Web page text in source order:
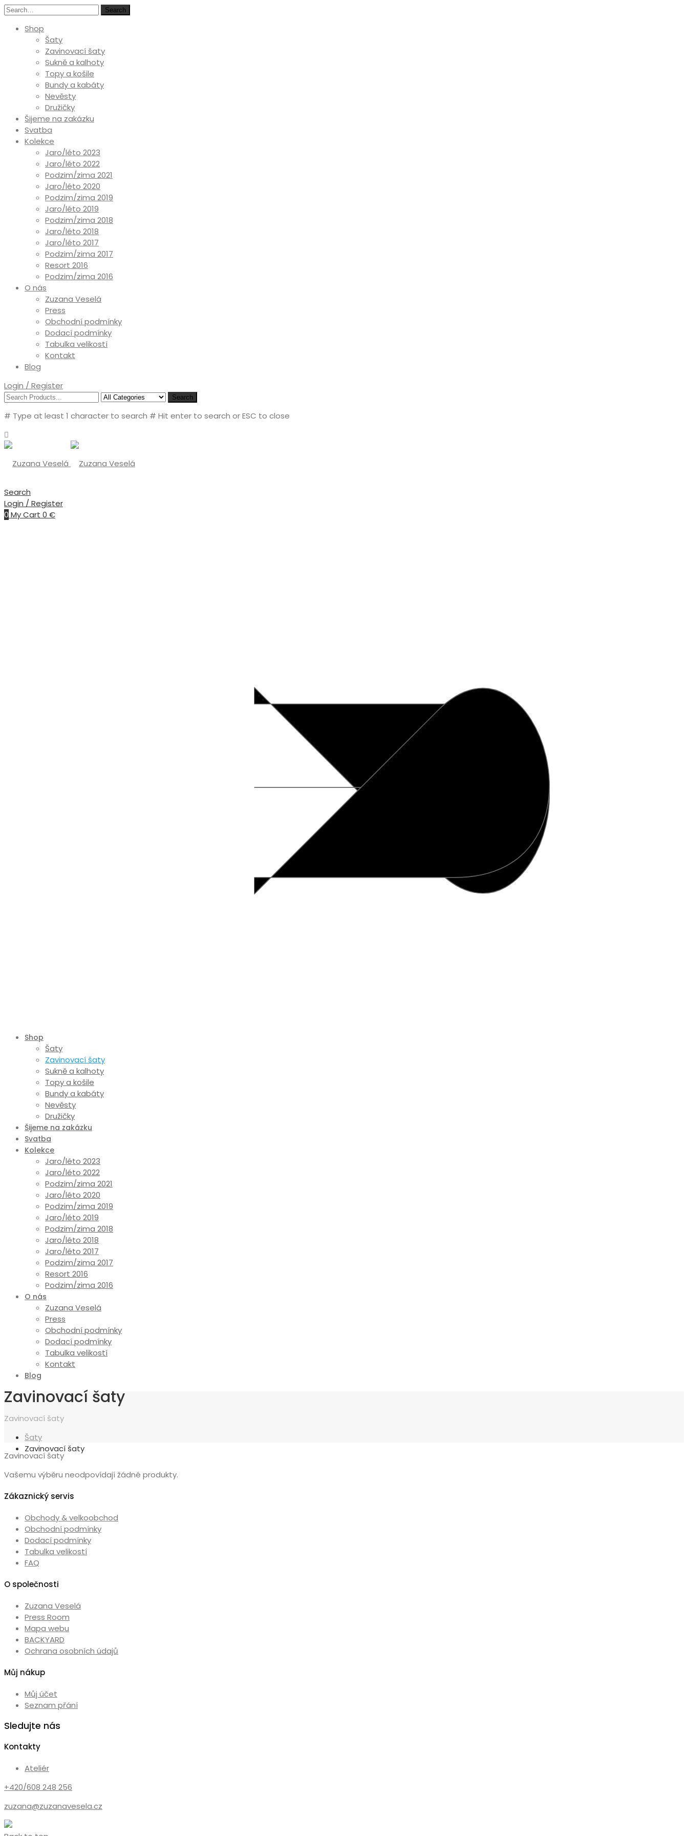
Search
Shop
Šaty
Zavinovací šaty
Sukně a kalhoty
Topy a košile
Bundy a kabáty
Nevěsty
Družičky
Šijeme na zakázku
Svatba
Kolekce
Jaro/léto 2023
Jaro/léto 2022
Podzim/zima 2021
Jaro/léto 2020
Podzim/zima 2019
Jaro/léto 2019
Podzim/zima 2018
Jaro/léto 2018
Jaro/léto 2017
Podzim/zima 2017
Resort 2016
Podzim/zima 2016
O nás
Zuzana Veselá
Press
Obchodní podmínky
Dodací podmínky
Tabulka velikostí
Kontakt
Blog
Login / Register
Search
# Type at least 1 character to search # Hit enter to search or ESC to close
Search
Login / Register
0 My Cart 0 €
Shop
Šaty
Zavinovací šaty
Sukně a kalhoty
Topy a košile
Bundy a kabáty
Nevěsty
Družičky
Šijeme na zakázku
Svatba
Kolekce
Jaro/léto 2023
Jaro/léto 2022
Podzim/zima 2021
Jaro/léto 2020
Podzim/zima 2019
Jaro/léto 2019
Podzim/zima 2018
Jaro/léto 2018
Jaro/léto 2017
Podzim/zima 2017
Resort 2016
Podzim/zima 2016
O nás
Zuzana Veselá
Press
Obchodní podmínky
Dodací podmínky
Tabulka velikostí
Kontakt
Blog
Zavinovací šaty
Zavinovací šaty
Šaty
Zavinovací šaty
Zavinovací šaty
Vašemu výběru neodpovídají žádné produkty.
Zákaznický servis
Obchody & velkoobchod
Obchodní podmínky
Dodací podmínky
Tabulka velikostí
FAQ
O společnosti
Zuzana Veselá
Press Room
Mapa webu
BACKYARD
Ochrana osobních údajů
Můj nákup
Můj účet
Seznam přání
Sledujte nás
Kontakty
Ateliér
+420/608 248 256
zuzana@zuzanavesela.cz